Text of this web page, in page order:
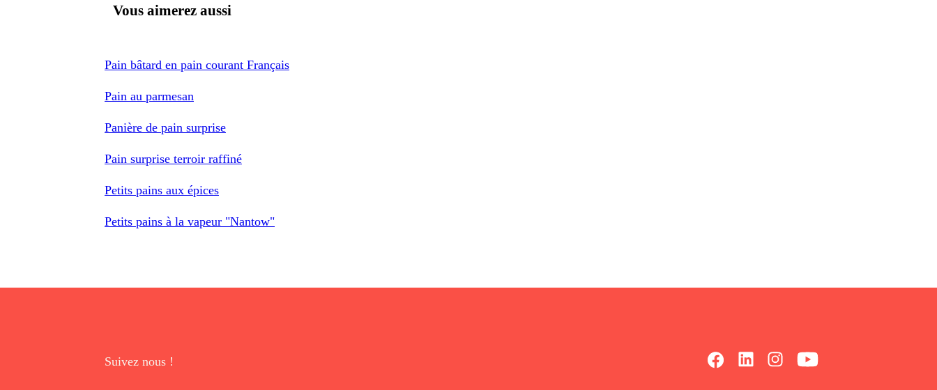
Vous aimerez aussi
Pain bâtard en pain courant Français
Pain au parmesan
Panière de pain surprise
Pain surprise terroir raffiné
Petits pains aux épices
Petits pains à la vapeur "Nantow"
Suivez nous !